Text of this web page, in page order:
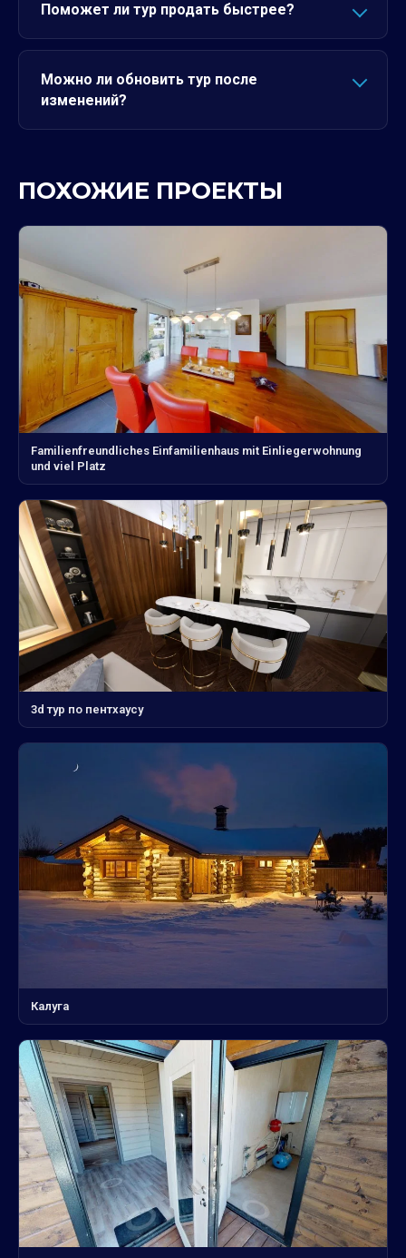
Поможет ли тур продать быстрее?
Можно ли обновить тур после
изменений?
ПОХОЖИЕ ПРОЕКТЫ
Familienfreundliches Einfamilienhaus mit Einliegerwohnung
und viel Platz
3d тур по пентхаусу
Калуга